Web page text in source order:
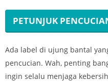
PETUNJUK
Ada label di ujung bantal
pencucian. Wah, penting
ingin selalu menjaga